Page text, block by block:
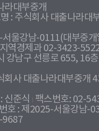
라대부중개
: 주식회사 대출나라대
울강남-0111(대부중개
역경제과 02-3423-
강남구 선릉로 655, 16
회사 대출나라대부중개
신준식
팩스번호: 02-
호 : 제2025-서울강남-
9687